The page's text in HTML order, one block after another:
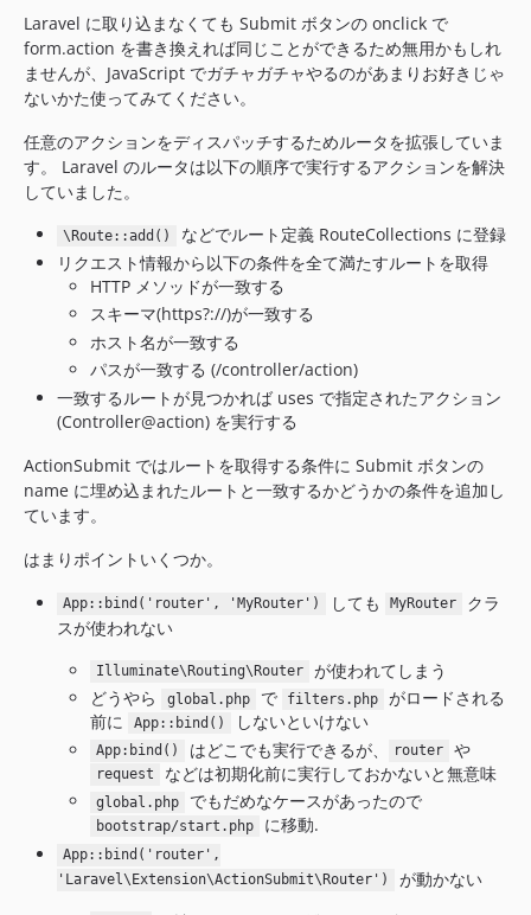
Laravel に取り込まなくても Submit ボタンの onclick で
form.action を書き換えれば同じことができるため無用かもしれ
ませんが、JavaScript でガチャガチャやるのがあまりお好きじゃ
ないかた使ってみてください。
任意のアクションをディスパッチするためルータを拡張していま
す。 Laravel のルータは以下の順序で実行するアクションを解決
していました。
\Route::add()
などでルート定義 RouteCollections に登録
リクエスト情報から以下の条件を全て満たすルートを取得
HTTP メソッドが一致する
スキーマ(https?://)が一致する
ホスト名が一致する
パスが一致する (/controller/action)
一致するルートが見つかれば uses で指定されたアクション
(Controller@action) を実行する
ActionSubmit ではルートを取得する条件に Submit ボタンの
name に埋め込まれたルートと一致するかどうかの条件を追加し
ています。
はまりポイントいくつか。
App::bind('router', 'MyRouter') しても MyRouter
クラ
スが使われない
Illuminate\Routing\Router
が使われてしまう
どうやら
global.php で filters.php
がロードされる
前に
App::bind() しないといけない
App:bind() はどこでも実行できるが、 router や
request などは初期化前に実行しておかないと無意味
global.php でもだめなケースがあったので
bootstrap/start.php に移動.
App::bind('router',
'Laravel\Extension\ActionSubmit\Router')
が動かない